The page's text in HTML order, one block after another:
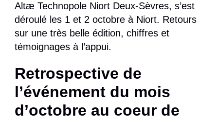
Altæ Technopole Niort Deux-Sèvres, s’est
déroulé les 1 et 2 octobre à Niort. Retours
sur une très belle édition, chiffres et
témoignages à l’appui.
Retrospective de
l’événement du mois
d’octobre au coeur de